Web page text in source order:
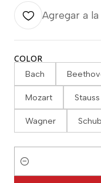
Agregar a
COLOR
Bach
Mozart Stauss
Wagner
Cantidad